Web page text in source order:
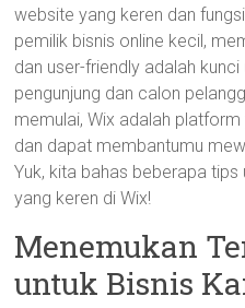
website yang keren dan
pemilik bisnis online kecil,
dan user-friendly adalah
pengunjung dan calon
memulai, Wix adalah
dan dapat membantumu
Yuk, kita bahas beberapa
yang keren di Wix!
Menemukan
untuk Bisnis